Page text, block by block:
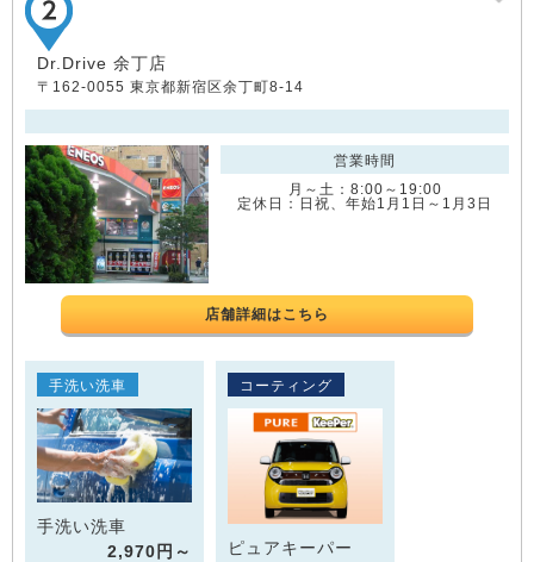
Dr.Drive 余丁店
〒162-0055 東京都新宿区余丁町8-14
営業時間
月～土：8:00～19:00
定休日：日祝、年始1月1日～1月3日
店舗詳細はこちら
手洗い洗車
手洗い洗車
2,970円～
コーティング
ピュアキーパー